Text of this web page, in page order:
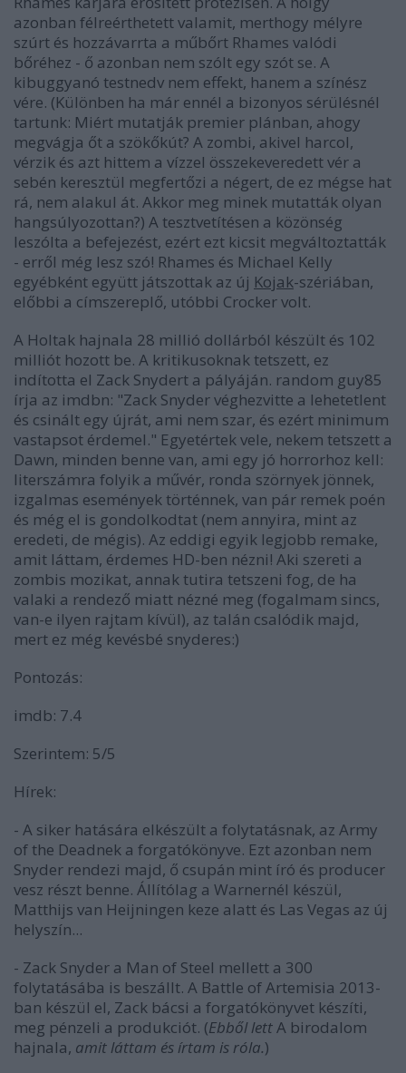
azonban félreérthetett valamit, merthogy mélyre
szúrt és hozzávarrta a műbőrt Rhames valódi
bőréhez - ő azonban nem szólt egy szót se. A
kibuggyanó testnedv nem effekt, hanem a színész
vére. (Különben ha már ennél a bizonyos sérülésnél
tartunk: Miért mutatják premier plánban, ahogy
megvágja őt a szökőkút? A zombi, akivel harcol,
vérzik és azt hittem a vízzel összekeveredett vér a
sebén keresztül megfertőzi a négert, de ez mégse hat
rá, nem alakul át. Akkor meg minek mutatták olyan
hangsúlyozottan?) A tesztvetítésen a közönség
leszólta a befejezést, ezért ezt kicsit megváltoztatták
- erről még lesz szó! Rhames és Michael Kelly
egyébként együtt játszottak az új Kojak-szériában,
előbbi a címszereplő, utóbbi Crocker volt.
A Holtak hajnala 28 millió dollárból készült és 102
milliót hozott be. A kritikusoknak tetszett, ez
indította el Zack Snydert a pályáján. random guy85
írja az imdbn: "Zack Snyder véghezvitte a lehetetlent
és csinált egy újrát, ami nem szar, és ezért minimum
vastapsot érdemel." Egyetértek vele, nekem tetszett a
Dawn, minden benne van, ami egy jó horrorhoz kell:
literszámra folyik a művér, ronda szörnyek jönnek,
izgalmas események történnek, van pár remek poén
és még el is gondolkodtat (nem annyira, mint az
eredeti, de mégis). Az eddigi egyik legjobb remake,
amit láttam, érdemes HD-ben nézni! Aki szereti a
zombis mozikat, annak tutira tetszeni fog, de ha
valaki a rendező miatt nézné meg (fogalmam sincs,
van-e ilyen rajtam kívül), az talán csalódik majd,
mert ez még kevésbé snyderes:)
Pontozás:
imdb: 7.4
Szerintem: 5/5
Hírek:
- A siker hatására elkészült a folytatásnak, az Army
of the Deadnek a forgatókönyve. Ezt azonban nem
Snyder rendezi majd, ő csupán mint író és producer
vesz részt benne. Állítólag a Warnernél készül,
Matthijs van Heijningen keze alatt és Las Vegas az új
helyszín...
- Zack Snyder a Man of Steel mellett a 300
folytatásába is beszállt. A Battle of Artemisia 2013-
ban készül el, Zack bácsi a forgatókönyvet készíti,
meg pénzeli a produkciót. (Ebből lettA birodalom
hajnala, amit láttam és írtam is róla.)